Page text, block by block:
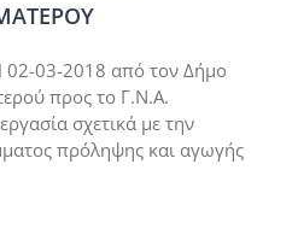
02-03-2018 από τον Δήμο
προς το Γ.Ν.Α.
σχετικά με την
πρόληψης και αγωγής